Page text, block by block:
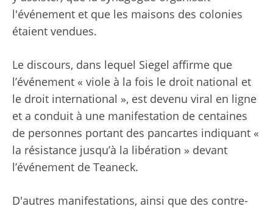
l'événement et que les maisons des colonies
étaient vendues.
Le discours, dans lequel Siegel affirme que
l’événement « viole à la fois le droit national et
le droit international », est devenu viral en ligne
et a conduit à une manifestation de centaines
de personnes portant des pancartes indiquant «
la résistance jusqu’à la libération » devant
l’événement de Teaneck.
D'autres manifestations, ainsi que des contre-